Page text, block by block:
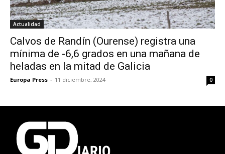
Actualidad
Calvos de Randín (Ourense) registra una
mínima de -6,6 grados en una mañana de
heladas en la mitad de Galicia
Europa Press - 11 diciembre, 2024 0